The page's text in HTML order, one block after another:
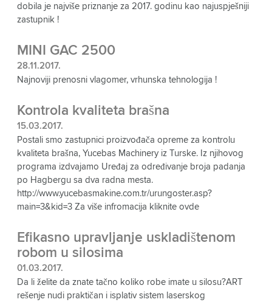
dobila je najviše priznanje za 2017. godinu kao najuspješniji
zastupnik !
MINI GAC 2500
28.11.2017.
Najnoviji prenosni vlagomer, vrhunska tehnologija !
Kontrola kvaliteta brašna
15.03.2017.
Postali smo zastupnici proizvođača opreme za kontrolu
kvaliteta brašna, Yucebas Machinery iz Turske. Iz njihovog
programa izdvajamo Uređaj za određivanje broja padanja
po Hagbergu sa dva radna mesta.
http://www.yucebasmakine.com.tr/urungoster.asp?
main=3&kid=3 Za više infromacija kliknite ovde
Efikasno upravljanje uskladištenom
robom u silosima
01.03.2017.
Da li želite da znate tačno koliko robe imate u silosu?ART
rešenje nudi praktičan i isplativ sistem laserskog